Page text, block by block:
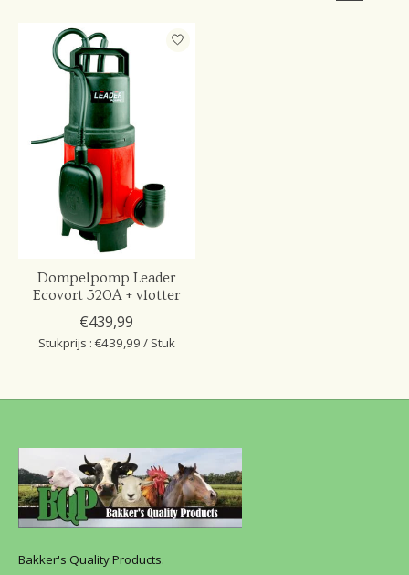
Dompelpomp Leader
Ecovort 520A + vlotter
€439,99
Stukprijs : €439,99 / Stuk
Bakker's Quality Products.